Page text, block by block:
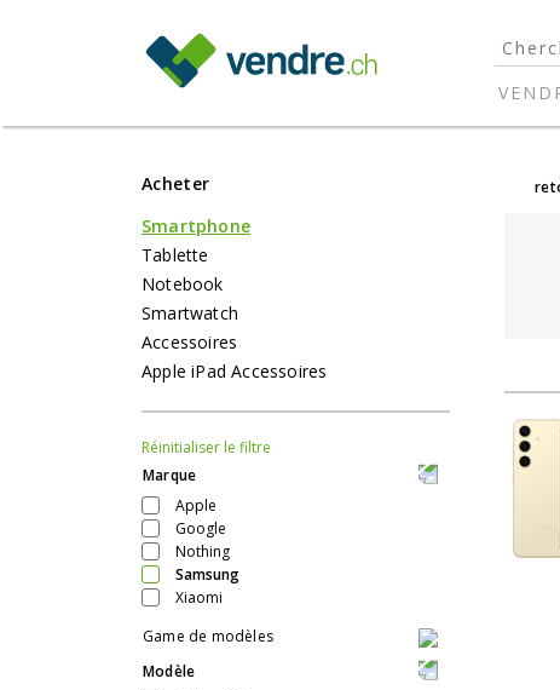
Acheter
Smartphone
Tablette
Notebook
Smartwatch
Accessoires
Apple iPad Accessoires
Réinitialiser le filtre
Marque
Apple
Google
Nothing
Samsung
Xiaomi
Game de modèles
Modèle